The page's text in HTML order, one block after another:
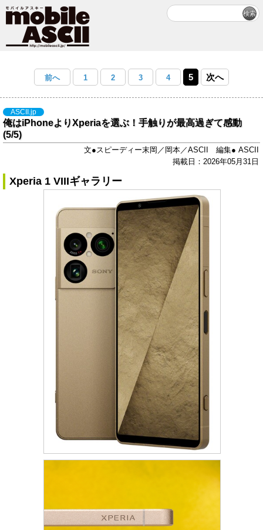
前へ 1 2 3 4 5 次へ
ASCII.jp
俺はiPhoneよりXperiaを選ぶ！手触りが最高過ぎて感動
(5/5)
文●スピーディー末岡／岡本／ASCII 編集● ASCII
掲載日：2026年05月31日
Xperia 1 VIIIギャラリー